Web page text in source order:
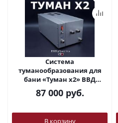
Система
туманообразования для
бани «Туман х2» ВВД
Инжкомцентр
87 000руб.
В корзину